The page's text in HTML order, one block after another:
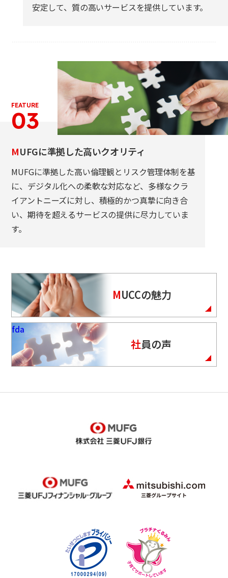
安定して、質の高いサービスを提供しています。
FEATURE
03
MUFGに準拠した高いクオリティ
MUFGに準拠した高い倫理観とリスク管理体制を基
に、デジタル化への柔軟な対応など、多様なクラ
イアントニーズに対し、積極的かつ真摯に向き合
い、期待を超えるサービスの提供に尽力していま
す。
MUCCの魅力
fda
社員の声